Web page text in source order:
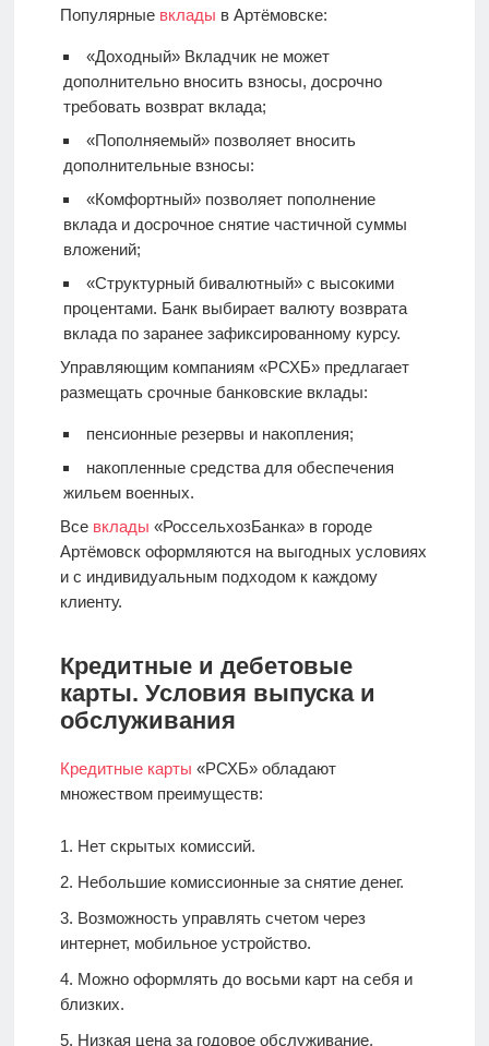
Популярные вклады в Артёмовске:
«Доходный» Вкладчик не может
дополнительно вносить взносы, досрочно
требовать возврат вклада;
«Пополняемый» позволяет вносить
дополнительные взносы:
«Комфортный» позволяет пополнение
вклада и досрочное снятие частичной суммы
вложений;
«Структурный бивалютный» с высокими
процентами. Банк выбирает валюту возврата
вклада по заранее зафиксированному курсу.
Управляющим компаниям «РСХБ» предлагает
размещать срочные банковские вклады:
пенсионные резервы и накопления;
накопленные средства для обеспечения
жильем военных.
Все вклады «РоссельхозБанка» в городе
Артёмовск оформляются на выгодных условиях
и с индивидуальным подходом к каждому
клиенту.
Кредитные и дебетовые
карты. Условия выпуска и
обслуживания
Кредитные карты «РСХБ» обладают
множеством преимуществ:
Нет скрытых комиссий.
Небольшие комиссионные за снятие денег.
Возможность управлять счетом через
интернет, мобильное устройство.
Можно оформлять до восьми карт на себя и
близких.
Низкая цена за годовое обслуживание.